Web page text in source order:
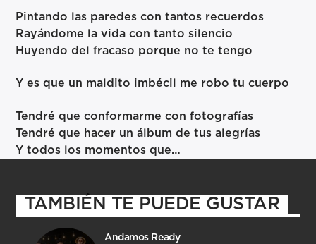
Pintando las paredes con tantos recuerdos
Rayándome la vida con tanto silencio
Huyendo del fracaso porque no te tengo
Y es que un maldito imbécil me robo tu cuerpo
Tendré que conformarme con fotografías
Tendré que hacer un álbum de tus alegrías
Y todos los momentos que…
TAMBIÉN TE PUEDE GUSTAR
Andamos Ready